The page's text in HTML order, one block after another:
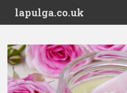
i
lapulga.co.uk